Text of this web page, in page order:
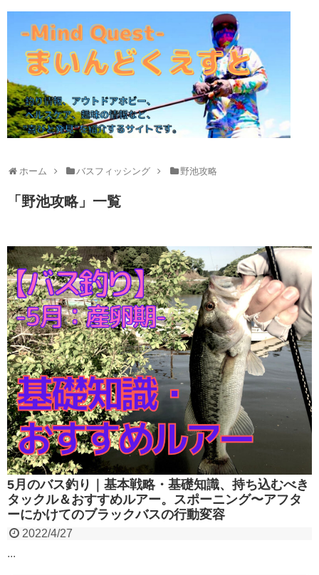
ホーム バスフィッシング 野池攻略
「 野池攻略」 一覧
5月のバス釣り｜基本戦略・基礎知識、持ち込むべき
タックル＆おすすめルアー。スポーニング〜アフタ
ーにかけてのブラックバスの行動変容
2022/4/27
...